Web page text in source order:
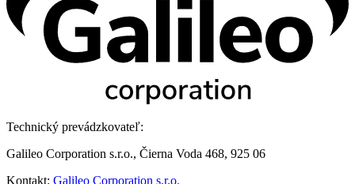
Technický prevádzkovateľ:
Galileo Corporation s.r.o., Čierna Voda 468, 925 06
Kontakt: Galileo Corporation s.r.o.